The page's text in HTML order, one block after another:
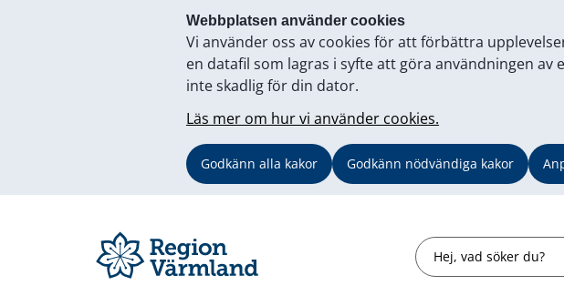
Webbplatsen använder cookies
Vi använder oss av cookies för att förbättra
en datafil som lagras i syfte att göra användningen av
inte skadlig för din dator.
Läs mer om hur vi använder cookies.
Godkänn alla kakor Godkänn nödvändiga kakor
Sök